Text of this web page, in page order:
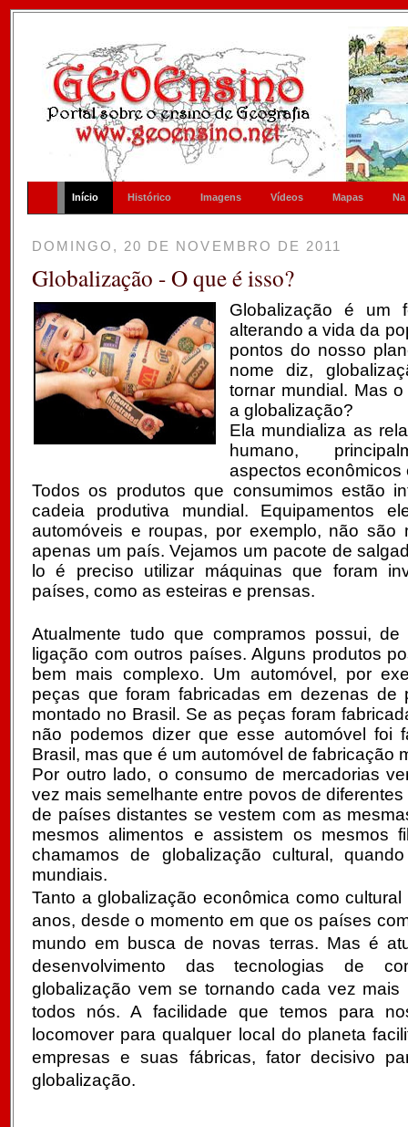
Início Histórico Imagens Vídeos Mapas Na
DOMINGO, 20 DE NOVEMBRO DE 2011
Globalização - O que é isso?
Globalização é um
alterando a vida da
pontos do nosso
nome diz,
tornar mundial. Mas
a globalização?
Ela mundializa as
humano,
aspectos econômicos
Todos os produtos que consumimos estão
cadeia produtiva mundial. Equipamentos
automóveis e roupas, por exemplo, não são
apenas um país. Vejamos um pacote de
lo é preciso utilizar máquinas que foram
países, como as esteiras e prensas.
Atualmente tudo que compramos possui,
ligação com outros países. Alguns produtos
bem mais complexo. Um automóvel, por
peças que foram fabricadas em dezenas de
montado no Brasil. Se as peças foram
não podemos dizer que esse automóvel foi
Brasil, mas que é um automóvel de fabricação
Por outro lado, o consumo de mercadorias
vez mais semelhante entre povos de
de países distantes se vestem com as
mesmos alimentos e assistem os mesmos
chamamos de globalização cultural,
mundiais.
Tanto a globalização econômica como
anos, desde o momento em que os países
mundo em busca de novas terras. Mas é
desenvolvimento das tecnologias de
globalização vem se tornando cada vez
todos nós. A facilidade que temos para
locomover para qualquer local do planeta
empresas e suas fábricas, fator decisivo
globalização.